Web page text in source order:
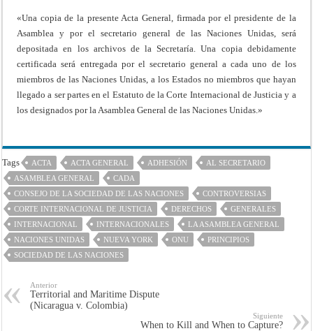
«Una copia de la presente Acta General, firmada por el presidente de la
Asamblea y por el secretario general de las Naciones Unidas, será
depositada en los archivos de la Secretaría. Una copia debida­mente
certificada será entregada por el secretario general a cada uno de los
miembros de las Naciones Unidas, a los Estados no miembros que hayan
llegado a ser partes en el Estatuto de la Corte Internacional de Justicia y a
los designados por la Asamblea General de las Naciones Unidas.»
Tags ACTA ACTA GENERAL ADHESIÓN
AL SECRETARIO
ASAMBLEA GENERAL
CADA
CONSEJO DE LA SOCIEDAD DE LAS NACIONES
CONTROVERSIAS
CORTE INTERNACIONAL DE JUSTICIA
DERECHOS
GENERALES
INTERNACIONAL
INTERNACIONALES
LA ASAMBLEA GENERAL
NACIONES UNIDAS
NUEVA YORK ONU
PRINCIPIOS
SOCIEDAD DE LAS NACIONES
Anterior
Territorial and Maritime Dispute
(Nicaragua v. Colombia)
Siguiente
When to Kill and When to Capture?